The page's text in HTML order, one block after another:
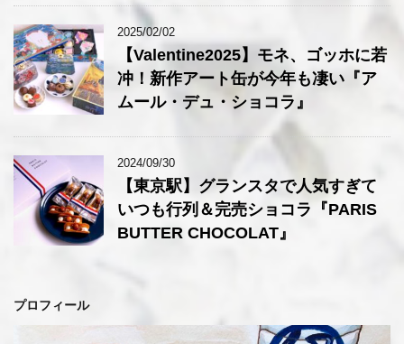
2025/02/02
【Valentine2025】モネ、ゴッホに若
冲！新作アート缶が今年も凄い『ア
ムール・デュ・ショコラ』
2024/09/30
【東京駅】グランスタで人気すぎて
いつも行列＆完売ショコラ『PARIS
BUTTER CHOCOLAT』
プロフィール